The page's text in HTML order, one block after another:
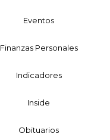
Eventos
Finanzas Personales
Indicadores
Inside
Obituarios